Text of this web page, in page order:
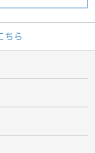
ちら